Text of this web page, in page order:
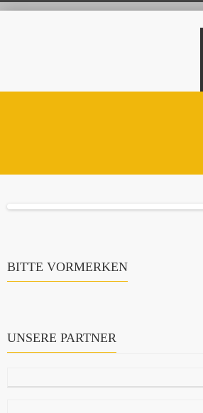
BITTE VORMERKEN
UNSERE PARTNER